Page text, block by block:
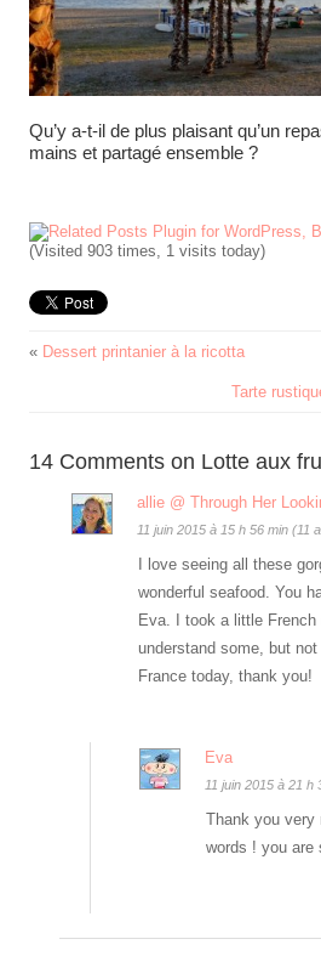
Qu’y a-t-il de plus plaisant qu’un
mains et partagé ensemble ?
(Visited 903 times, 1 visits today)
« Dessert printanier à la ricotta
Tarte
14 Comments on Lotte aux
allie @ Through Her
11 juin 2015 à 15 h 56 min (11
I love seeing all these
wonderful seafood. You
Eva. I took a little
understand some, but
France today, thank you!
Eva
11 juin 2015 à 21 h
Thank you very
words ! you are